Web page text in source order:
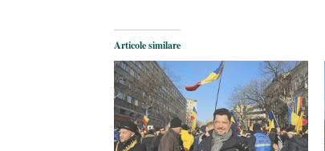
Articole similare